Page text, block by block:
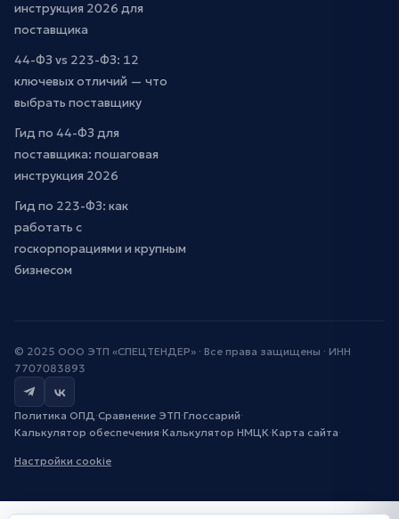
инструкция 2026 для
поставщика
44-ФЗ vs 223-ФЗ: 12
ключевых отличий — что
выбрать поставщику
Гид по 44-ФЗ для
поставщика: пошаговая
инструкция 2026
Гид по 223-ФЗ: как
работать с
госкорпорациями и крупным
бизнесом
© 2025 ООО ЭТП «СПЕЦТЕНДЕР» · Все права защищены · ИНН
7707083893
Политика ОПД·Сравнение ЭТП·Глоссарий·
Калькулятор обеспечения·Калькулятор НМЦК·Карта сайта·
Настройки cookie